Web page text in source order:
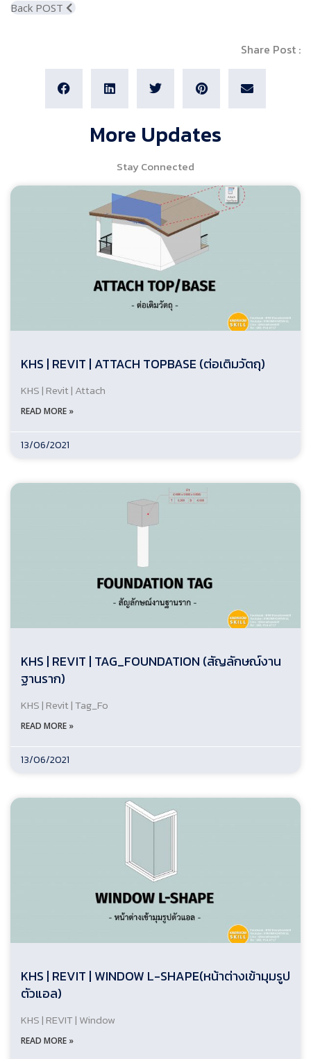
Back POST
Share Post :
More Updates
Stay Connected
KHS | REVIT | ATTACH TOPBASE (ต่อเติมวัตถุ)
KHS | Revit | Attach
READ MORE »
13/06/2021
KHS | REVIT | TAG_FOUNDATION (สัญลักษณ์งาน
ฐานราก)
KHS | Revit | Tag_Fo
READ MORE »
13/06/2021
KHS | REVIT | WINDOW L-SHAPE(หน้าต่างเข้ามุมรูป
ตัวแอล)
KHS | REVIT | Window
READ MORE »